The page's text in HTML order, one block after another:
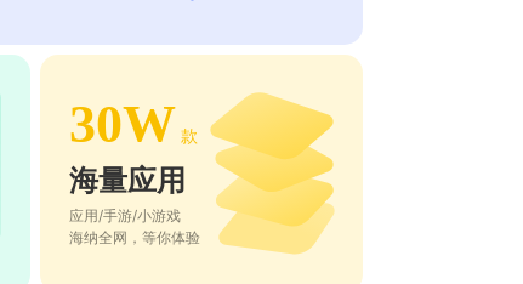
30W 款
海量应用
应用/手游/小游戏
海纳全网，等你体验